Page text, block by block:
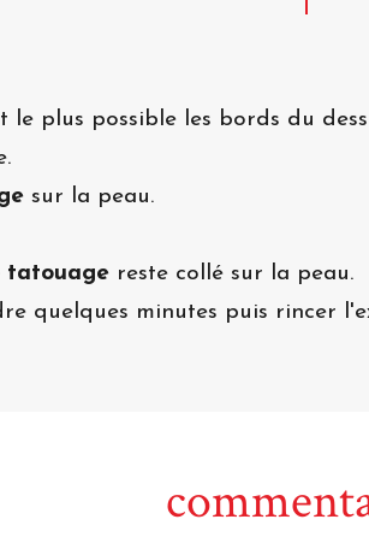
le plus possible les bords du
sur la peau.
tatouage reste collé sur la peau.
quelques minutes puis rincer